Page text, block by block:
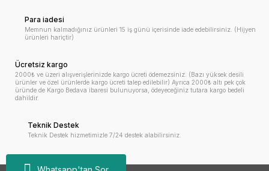
Para iadesi
Memnun kalmadığınız ürünleri 15 iş günü içerisinde iade edebilirsiniz. (Hijyen
ürünleri hariçtir)
Ücretsiz kargo
2000₺ ve üzeri alışverişlerinizde kargo ücreti ödemezsiniz. (Bazı yüksek desili
ürünler ve özel ürünlerde kargo ücreti talep edilebilir) Ayrıca 2000₺ altı pek çok
üründe de Kargo Bedava ibaresi bulunuyorsa, ödeyeceğiniz tutara kargo bedeli
dahildir.
Teknik Destek
Teknik Destek hizmetimizle 7/24 destek alabilirsiniz.